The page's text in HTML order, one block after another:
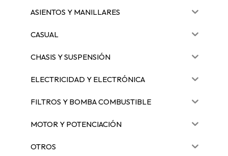
ASIENTOS Y MANILLARES
CASUAL
CHASIS Y SUSPENSIÓN
ELECTRICIDAD Y ELECTRÓNICA
FILTROS Y BOMBA COMBUSTIBLE
MOTOR Y POTENCIACIÓN
OTROS